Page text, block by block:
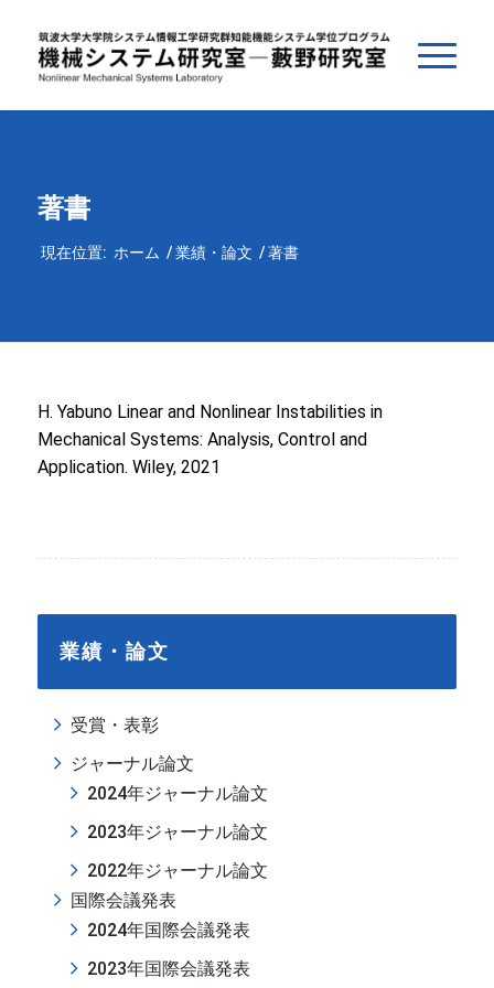
著書
現在位置: ホーム /業績・論文 /著書
H. Yabuno Linear and Nonlinear Instabilities in
Mechanical Systems: Analysis, Control and
Application. Wiley, 2021
業績・論文
受賞・表彰
ジャーナル論文
2024年ジャーナル論文
2023年ジャーナル論文
2022年ジャーナル論文
国際会議発表
2024年国際会議発表
2023年国際会議発表